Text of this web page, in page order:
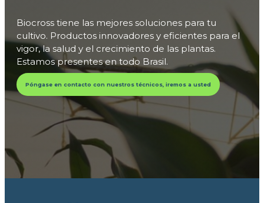
Biocross tiene las mejores soluciones para tu
cultivo. Productos innovadores y eficientes para el
vigor, la salud y el crecimiento de las plantas.
Estamos presentes en todo Brasil.
Póngase en contacto con nuestros técnicos, iremos a usted